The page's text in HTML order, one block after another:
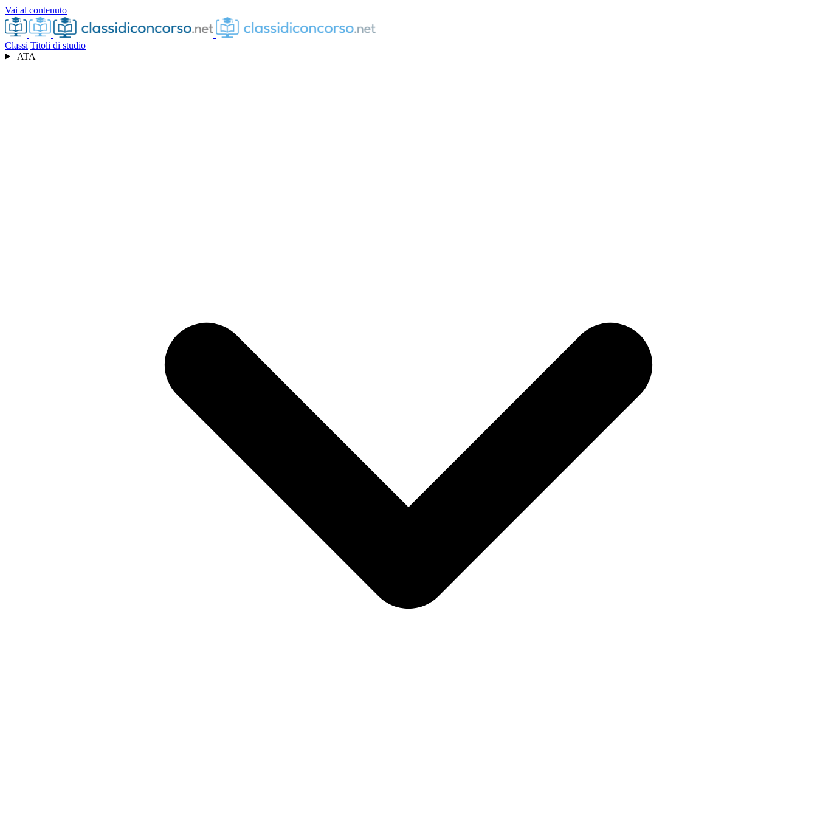
Vai al contenuto
Classi Titoli di studio
ATA